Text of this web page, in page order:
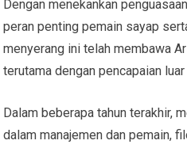
Dengan menekankan
peran penting pemain sayap
menyerang ini telah membawa
terutama dengan pencapaian
Dalam beberapa tahun terakhir,
dalam manajemen dan pemain,